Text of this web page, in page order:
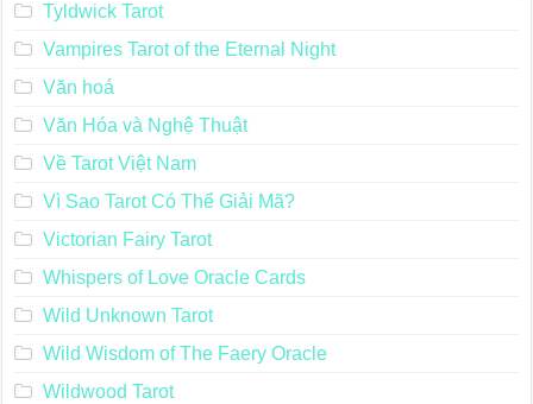
Tyldwick Tarot
Vampires Tarot of the Eternal Night
Văn hoá
Văn Hóa và Nghệ Thuật
Về Tarot Việt Nam
Vì Sao Tarot Có Thể Giải Mã?
Victorian Fairy Tarot
Whispers of Love Oracle Cards
Wild Unknown Tarot
Wild Wisdom of The Faery Oracle
Wildwood Tarot